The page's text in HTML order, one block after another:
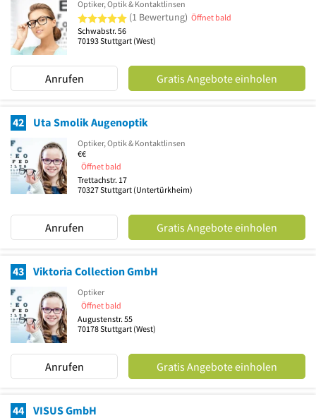
Optiker, Optik & Kontaktlinsen
5 von 5 Sternen
(1 Bewertung) Öffnet bald
Schwabstr. 56
70193Stuttgart (West)
Anrufen Gratis Angebote einholen
42 Uta Smolik Augenoptik
Optiker, Optik & Kontaktlinsen
€€
Öffnet bald
Trettachstr. 17
70327Stuttgart (Untertürkheim)
Anrufen Gratis Angebote einholen
43 Viktoria Collection GmbH
Optiker
Öffnet bald
Augustenstr. 55
70178Stuttgart (West)
Anrufen Gratis Angebote einholen
44 VISUS GmbH